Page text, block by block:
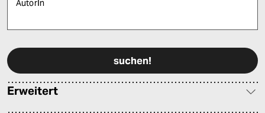
AutorIn
Erweitert